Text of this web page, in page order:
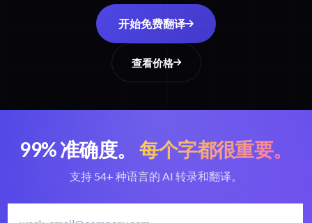
开始免费翻译
查看价格
99% 准确度。 每个字都很重要。
支持 54+ 种语言的 AI 转录和翻译。